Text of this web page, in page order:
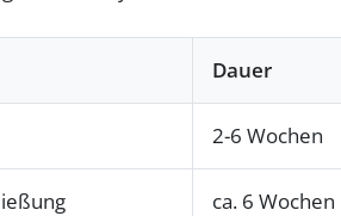
Dauer
2-6 Wochen
ca. 6 Wochen